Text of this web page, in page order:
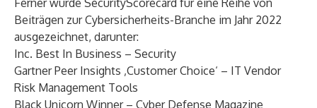
Ferner wurde SecurityScorecard für eine Reihe von
Beiträgen zur Cybersicherheits-Branche im Jahr 2022
ausgezeichnet, darunter:
Inc. Best In Business – Security
Gartner Peer Insights ‚Customer Choice‘ – IT Vendor
Risk Management Tools
Black Unicorn Winner– Cyber Defense Magazine